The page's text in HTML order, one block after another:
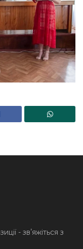
- звʼяжіться з